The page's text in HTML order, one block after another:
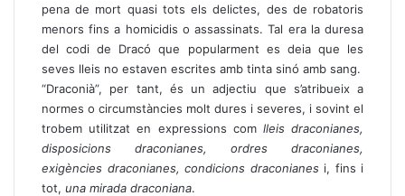
pena de mort quasi tots els delictes, des de robatoris
menors fins a homicidis o assassinats. Tal era la duresa
del codi de Dracó que popularment es deia que les
seves lleis no estaven escrites amb tinta sinó amb sang.
“Draconià”, per tant, és un adjectiu que s’atribueix a
normes o circumstàncies molt dures i severes, i sovint el
trobem utilitzat en expressions com lleis draconianes,
disposicions draconianes, ordres draconianes,
exigències draconianes, condicions draconianes i, fins i
tot, una mirada draconiana.